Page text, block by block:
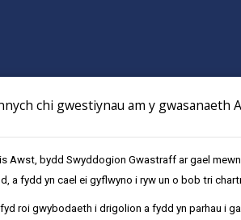
chi gwestiynau am y gwasanaeth
Awst, bydd Swyddogion Gwastraff ar gael
a fydd yn cael ei gyflwyno i ryw un o bob tri
roi gwybodaeth i drigolion a fydd yn parhau i
a Democratiaeth Newyddion
Fy
Gyffredin